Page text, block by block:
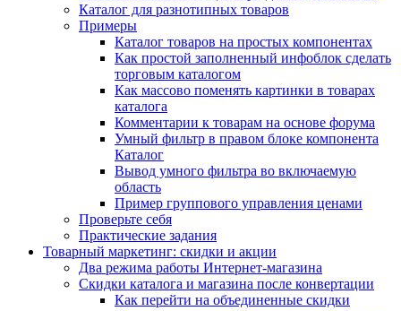
Каталог для разнотипных товаров
Примеры
Каталог товаров на простых компонентах
Как простой заполненный инфоблок сделать
торговым каталогом
Как массово поменять картинки в товарах
каталога
Комментарии к товарам на основе форума
Умный фильтр в правом блоке компонента
Каталог
Вывод умного фильтра во включаемую
область
Пример группового управления ценами
Проверьте себя
Практические задания
Товарный маркетинг: скидки и акции
Два режима работы Интернет-магазина
Скидки каталога и магазина после конвертации
Как перейти на объединенные скидки